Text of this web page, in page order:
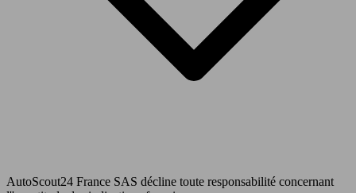
Coupé
AutoScout24 France SAS décline toute responsabilité concernant